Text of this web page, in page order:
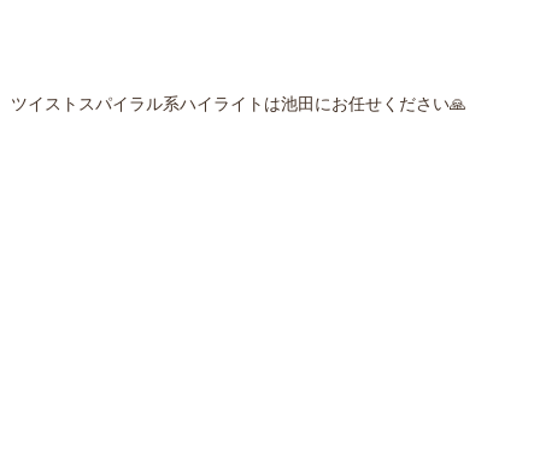
ツイストスパイラル系ハイライトは池田にお任せください🙏